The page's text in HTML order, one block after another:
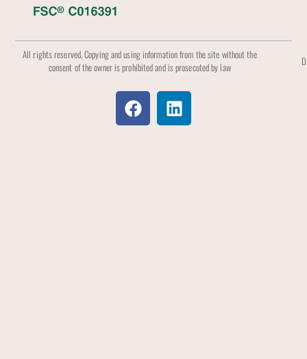
All rights reserved. Copying and using information from the site without the
consent of the owner is prohibited and is prosecuted by law